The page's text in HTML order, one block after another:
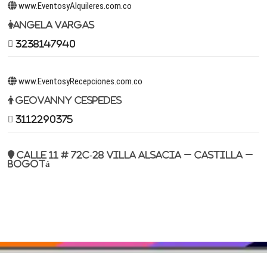
www.EventosyAlquileres.com.co
Angela Vargas
3238147940
www.EventosyRecepciones.com.co
Geovanny Cespedes
3112290375
Calle 11 # 72c-28 Villa Alsacia – Castilla –
Bogotá